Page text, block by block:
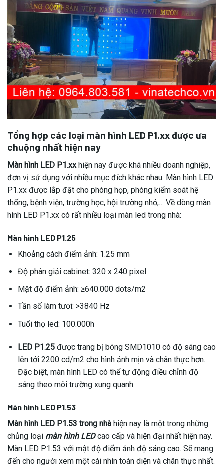
Tổng hợp các loại màn hình LED P1.xx được ưa
chuộng nhất hiện nay
Màn hình LED P1.xxhiện nay được khá nhiều doanh nghiệp,
đơn vị sử dụng với nhiều mục đích khác nhau. Màn hình LED
P1.xx được lắp đặt cho phòng họp, phòng kiểm soát hệ
thống, bệnh viện, trường học, hội trường nhỏ,… Về dòng màn
hình LED P1.xx có rất nhiều loại màn led trong nhà:
Màn hình LED P1.25
Khoảng cách điểm ảnh: 1.25 mm
Độ phân giải cabinet: 320 x 240 pixel
Mật độ điểm ảnh: ≥640.000 dots/m2
Tần số làm tươi: >3840 Hz
Tuổi thọ led: 100.000h
LED P1.25được trang bị bóng SMD1010 có độ sáng cao
lên tới 2200 cd/m2 cho hình ảnh mịn và chân thực hơn.
Đặc biệt, màn hình LED có thể tự động điều chỉnh độ
sáng theo môi trường xung quanh.
Màn hình LED P1.53
Màn hình LED P1.53 trong nhà hiện nay là một trong những
chủng loại màn hình LEDcao cấp và hiện đại nhất hiện nay.
Màn LED P1.53 với mật độ điểm ảnh độ sáng cao. Sẽ mang
đến cho người xem một cái nhìn toàn diện và chân thực nhất.